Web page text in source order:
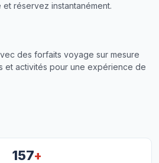
réservez instantanément.
des forfaits voyage sur mesure
et activités pour une expérience de
157+